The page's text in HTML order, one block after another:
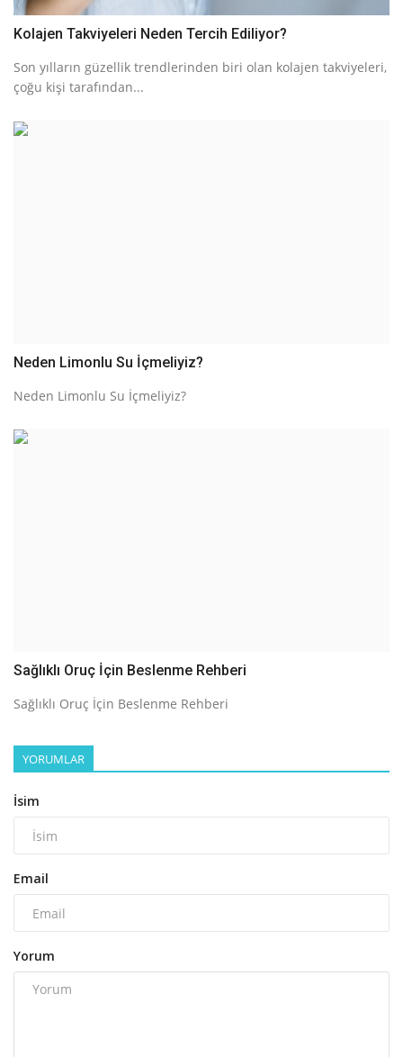
Kolajen Takviyeleri Neden Tercih Ediliyor?
Son yılların güzellik trendlerinden biri olan kolajen takviyeleri,
çoğu kişi tarafından...
Neden Limonlu Su İçmeliyiz?
Neden Limonlu Su İçmeliyiz?
Sağlıklı Oruç İçin Beslenme Rehberi
Sağlıklı Oruç İçin Beslenme Rehberi
YORUMLAR
İsim
Email
Yorum